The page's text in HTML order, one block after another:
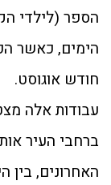
הספר (לילדי
הימים, כאשר
חודש אוגוסט.
עבודות אלה
ברחבי העיר
האחרונים, בין